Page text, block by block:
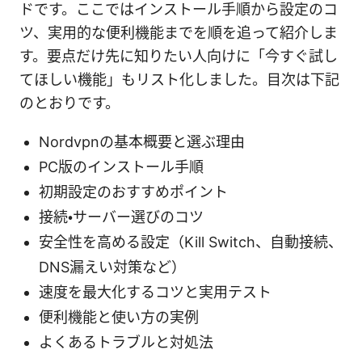
ドです。ここではインストール手順から設定のコ
ツ、実用的な便利機能までを順を追って紹介しま
す。要点だけ先に知りたい人向けに「今すぐ試し
てほしい機能」もリスト化しました。目次は下記
のとおりです。
Nordvpnの基本概要と選ぶ理由
PC版のインストール手順
初期設定のおすすめポイント
接続・サーバー選びのコツ
安全性を高める設定（Kill Switch、自動接続、
DNS漏えい対策など）
速度を最大化するコツと実用テスト
便利機能と使い方の実例
よくあるトラブルと対処法